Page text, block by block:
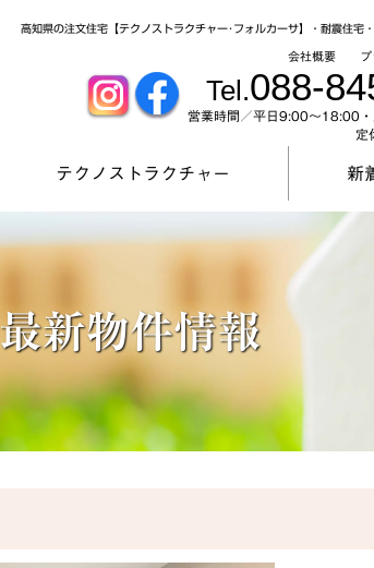
高知県の注文住宅【テクノストラクチャー･フォルカーサ】・耐震住
会社概要
Tel.088-
営業時間／平日9:00～18:00
定
テクノストラクチャー 新
最新物件情報